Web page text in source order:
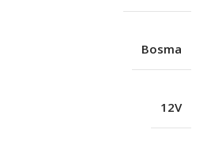
Bosma
12V